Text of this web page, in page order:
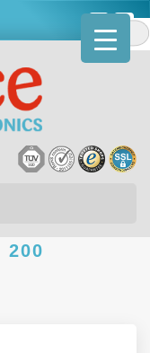
200